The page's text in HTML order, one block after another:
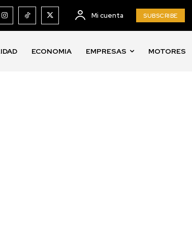
Mi cuenta SUBSCRIBE
ECONOMIA EMPRESAS MOTORES